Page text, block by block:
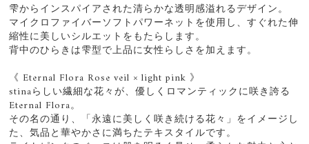
雫からインスパイアされた清らかな透明感溢れるデザイン。
マイクロファイバーソフトパワーネットを使用し、すぐれた伸
縮性に美しいシルエットをもたらします。
背中のひらきは雫型で上品に女性らしさを加えます。
《 Eternal Flora Rose veil × light pink 》
stinaらしい繊細な花々が、優しくロマンティックに咲き誇る
Eternal Flora。
その名の通り、「永遠に美しく咲き続ける花々」をイメージし
た、気品と華やかさに満ちたテキスタイルです。